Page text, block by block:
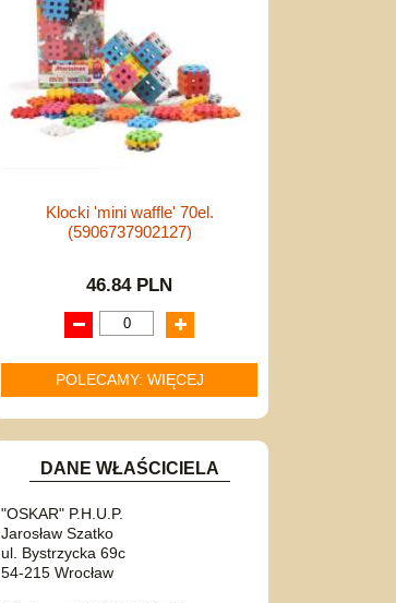
Klocki 'mini waffle' 70el.
(5906737902127)
46.84 PLN
POLECAMY: WIĘCEJ
DANE WŁAŚCICIELA
"OSKAR" P.H.U.P.
Jarosław Szatko
ul. Bystrzycka 69c
54-215 Wrocław